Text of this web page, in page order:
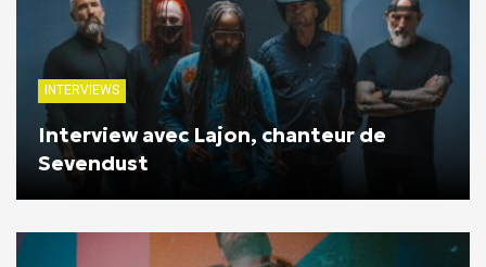
INTERVIEWS
Interview avec Lajon, chanteur de
Sevendust